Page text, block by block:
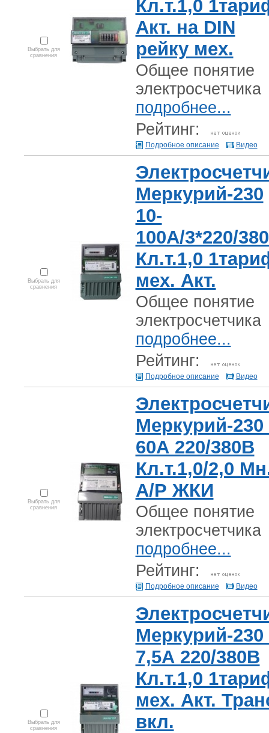
Выбрать для
сравнения
Кл.т.1,0
Акт. на DIN
рейку мех.
Общее понятие
электросчетчика
подробнее...
Рейтинг:
Подробное описание Видео
Выбрать для
сравнения
Меркурий-230
10-
100А/3*220/
Кл.т.1,0
мех. Акт.
Общее понятие
электросчетчика
подробнее...
Рейтинг:
Подробное описание Видео
Выбрать для
сравнения
Меркурий-230
60А 220/380В
Кл.т.1,0/2,0
А/Р ЖКИ
Общее понятие
электросчетчика
подробнее...
Рейтинг:
Подробное описание Видео
Выбрать для
сравнения
Меркурий-230
7,5А 220/380В
Кл.т.1,0
мех. Акт.
вкл.